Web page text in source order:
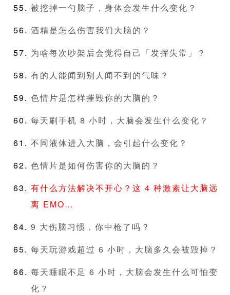
被挖掉一勺脑子，身体会发生什么变化？
酒精是怎么伤害我们大脑的？
为啥每次吵架后会觉得自己「发挥失常」？
有的人能闻到别人闻不到的气味？
色情片是怎样摧毁你的大脑的？
每天刷手机 8 小时，大脑会发生什么变化？
不同液体进入大脑，会引起什么变化？
色情片是如何伤害你的大脑的？
有什么方法解决不开心？这 4 种激素让大脑远
离 EMO…
9 大伤脑习惯，你中枪了吗？
每天玩游戏超过 6 小时，大脑多久会被毁掉？
每天睡眠不足 6 小时，大脑会发生什么可怕变
化？